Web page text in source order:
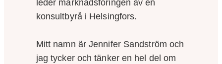
leder marknadsföringen av en
konsultbyrå i Helsingfors.
Mitt namn är Jennifer Sandström och
jag tycker och tänker en hel del om